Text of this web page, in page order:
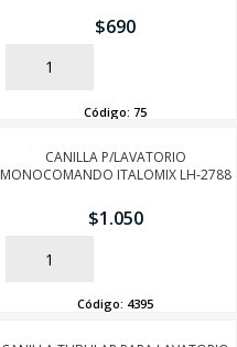
$690
AÑADIR
Código: 75
CANILLA P/LAVATORIO
MONOCOMANDO ITALOMIX LH-2788
$1.050
AÑADIR
Código: 4395